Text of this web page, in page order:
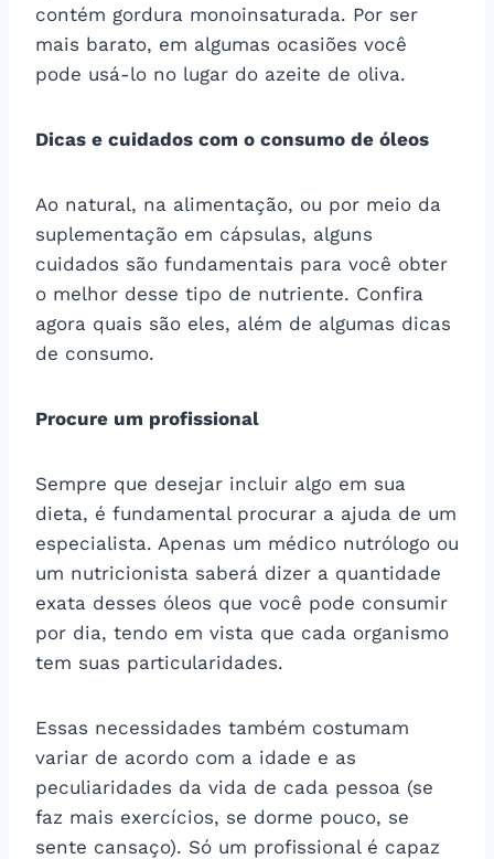
contém gordura monoinsaturada. Por ser
mais barato, em algumas ocasiões você
pode usá-lo no lugar do azeite de oliva.
Dicas e cuidados com o consumo de óleos
Ao natural, na alimentação, ou por meio da
suplementação em cápsulas, alguns
cuidados são fundamentais para você obter
o melhor desse tipo de nutriente. Confira
agora quais são eles, além de algumas dicas
de consumo.
Procure um profissional
Sempre que desejar incluir algo em sua
dieta, é fundamental procurar a ajuda de um
especialista. Apenas um médico nutrólogo ou
um nutricionista saberá dizer a quantidade
exata desses óleos que você pode consumir
por dia, tendo em vista que cada organismo
tem suas particularidades.
Essas necessidades também costumam
variar de acordo com a idade e as
peculiaridades da vida de cada pessoa (se
faz mais exercícios, se dorme pouco, se
sente cansaço). Só um profissional é capaz